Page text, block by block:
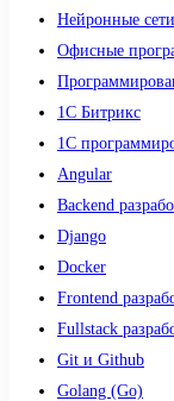
Нейронные сети
Офисные
1С Битрикс
1С
Angular
Backend
Django
Docker
Frontend
Fullstack
Git и Github
Golang (Go)